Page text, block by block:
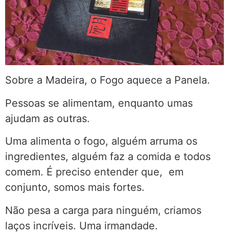
Sobre a Madeira, o Fogo aquece a Panela.
Pessoas se alimentam, enquanto umas
ajudam as outras.
Uma alimenta o fogo, alguém arruma os
ingredientes, alguém faz a comida e todos
comem. É preciso entender que, em
conjunto, somos mais fortes.
Não pesa a carga para ninguém, criamos
laços incríveis. Uma irmandade.